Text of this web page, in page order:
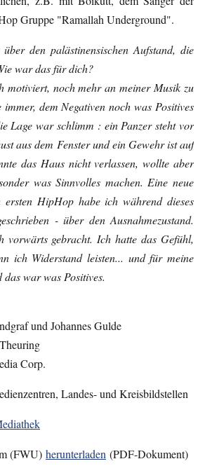
Gruppe "Ramallah Underground".
den palästinensischen Aufstand, die
war das für dich?
motiviert, noch mehr an meiner Musik zu
dem Negativen noch was Positives
Lage war schlimm : ein Panzer steht vor
aus dem Fenster und ein Gewehr ist auf
das Haus nicht verlassen, wollte aber
was Sinnvolles machen. Eine neue
HipHop habe ich während dieses
- über den Ausnahmezustand.
gebracht. Ich hatte das Gefühl,
ich Widerstand leisten... und für meine
war was Positives.
und Johannes Gulde
Corp.
Landes- und Kreisbildstellen
(FWU) herunterladen (PDF-Dokument)